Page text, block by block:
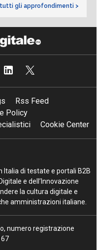
gli approfondimenti >
Rss Feed
Policy
Cookie Center
Italia di testate e portali B2B
e dell’Innovazione
la cultura digitale e
amministrazioni italiane.
numero registrazione